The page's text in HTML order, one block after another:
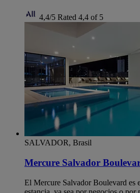
4,4/5 Rated 4,4 of 5
SALVADOR, Brasil
Mercure Salvador
El Mercure Salvador Boulevard es